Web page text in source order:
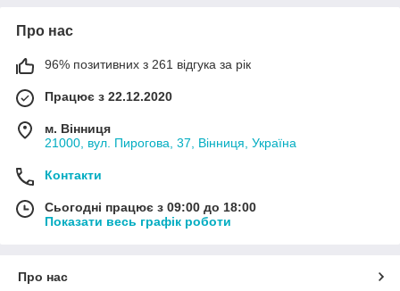
Про нас
96% позитивних з 261 відгука за рік
Працює з 22.12.2020
м. Вінниця
21000, вул. Пирогова, 37, Вінниця, Україна
Контакти
Сьогодні працює з 09:00 до 18:00
Показати весь графік роботи
Про нас